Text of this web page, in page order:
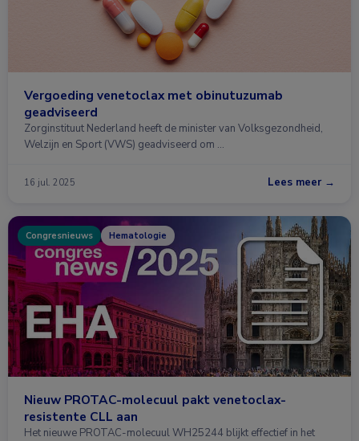
Vergoeding venetoclax met obinutuzumab
geadviseerd
Zorginstituut Nederland heeft de minister van Volksgezondheid,
Welzijn en Sport (VWS) geadviseerd om …
16 jul. 2025 Lees meer →
Congresnieuws Hematologie
Nieuw PROTAC-molecuul pakt venetoclax-
resistente CLL aan
Het nieuwe PROTAC-molecuul WH25244 blijkt effectief in het